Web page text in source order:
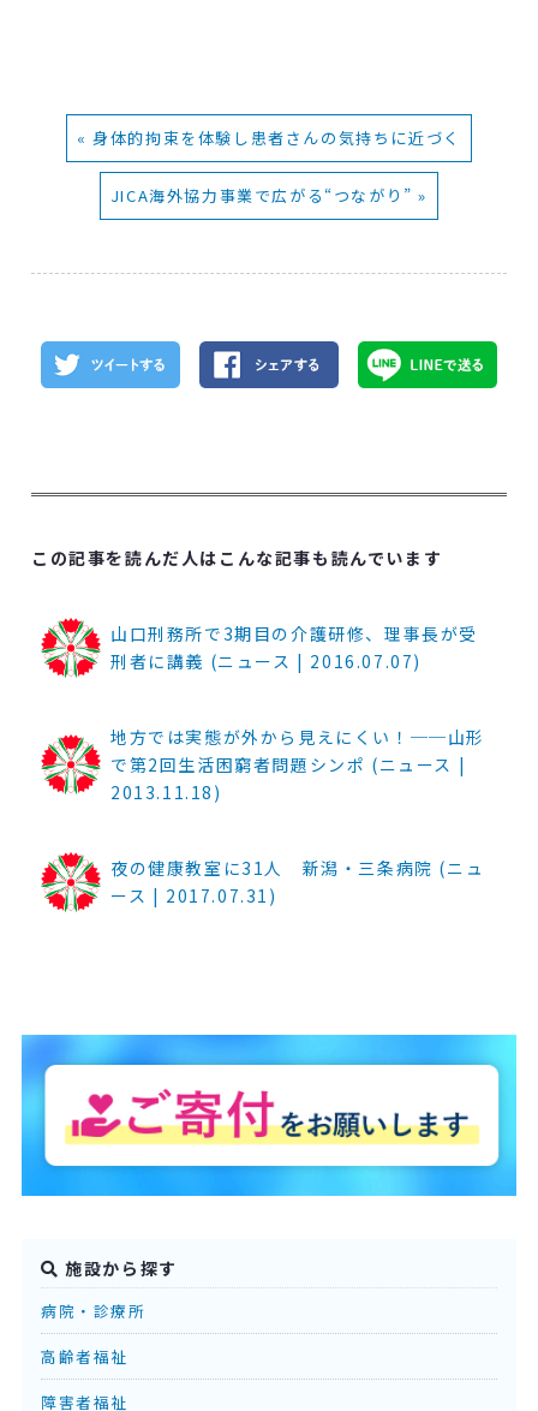
« 身体的拘束を体験し患者さんの気持ちに近づく
JICA海外協力事業で広がる“つながり” »
この記事を読んだ人はこんな記事も読んでいます
山口刑務所で3期目の介護研修、理事長が受
刑者に講義 (ニュース | 2016.07.07)
地方では実態が外から見えにくい！──山形
で第2回生活困窮者問題シンポ (ニュース |
2013.11.18)
夜の健康教室に31人 新潟・三条病院 (ニュ
ース | 2017.07.31)
施設から探す
病院・診療所
高齢者福祉
障害者福祉